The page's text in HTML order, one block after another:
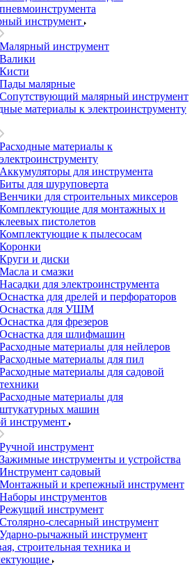
пневмоинструмента
инструмент
Малярный инструмент
Валики
Кисти
Пады малярные
Сопутствующий малярный инструмент
материалы к электроинструменту
Расходные материалы к
электроинструменту
Аккумуляторы для инструмента
Биты для шуруповерта
Венчики для строительных миксеров
Комплектующие для монтажных и
клеевых пистолетов
Комплектующие к пылесосам
Коронки
Круги и диски
Масла и смазки
Насадки для электроинструмента
Оснастка для дрелей и перфораторов
Оснастка для УШМ
Оснастка для фрезеров
Оснастка для шлифмашин
Расходные материалы для нейлеров
Расходные материалы для пил
Расходные материалы для садовой
техники
Расходные материалы для
штукатурных машин
инструмент
Ручной инструмент
Зажимные инструменты и устройства
Инструмент садовый
Монтажный и крепежный инструмент
Наборы инструментов
Режущий инструмент
Столярно-слесарный инструмент
Ударно-рычажный инструмент
строительная техника и